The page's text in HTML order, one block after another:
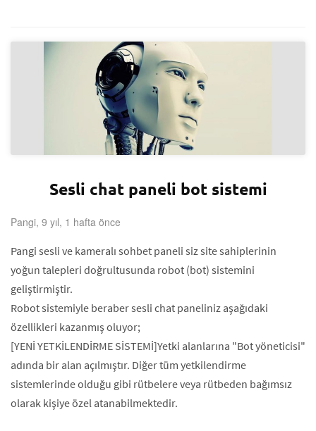
Sesli chat paneli bot sistemi
Pangi, 9 yıl, 1 hafta önce
Pangi sesli ve kameralı sohbet paneli siz site sahiplerinin
yoğun talepleri doğrultusunda robot (bot) sistemini
geliştirmiştir.
Robot sistemiyle beraber sesli chat paneliniz aşağıdaki
özellikleri kazanmış oluyor;
[YENİ YETKİLENDİRME SİSTEMİ]Yetki alanlarına "Bot yöneticisi"
adında bir alan açılmıştır. Diğer tüm yetkilendirme
sistemlerinde olduğu gibi rütbelere veya rütbeden bağımsız
olarak kişiye özel atanabilmektedir.